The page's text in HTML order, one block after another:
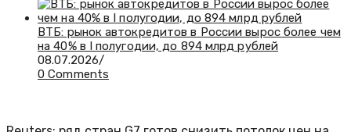
ВТБ: рынок автокредитов в России вырос более чем
на 40% в I полугодии, до 894 млрд рублей
08.07.2026/
0 Comments